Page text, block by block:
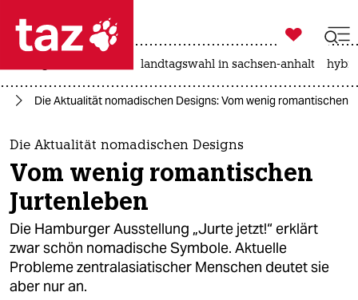
 taz zahl ich
taz zahl ich
themen
politik
öko
gesellschaft
kultur

taz zahl ich
landtagswahl in sachsen-anhalt
Die Aktualität nomadischen Designs: Vom wenig romantischen
Die Aktualität nomadischen Designs
Vom wenig romantischen
Jurtenleben
Die Hamburger Ausstellung „Jurte jetzt!“ erklärt
zwar schön nomadische Symbole. Aktuelle
Probleme zentralasiatischer Menschen deutet sie
aber nur an.